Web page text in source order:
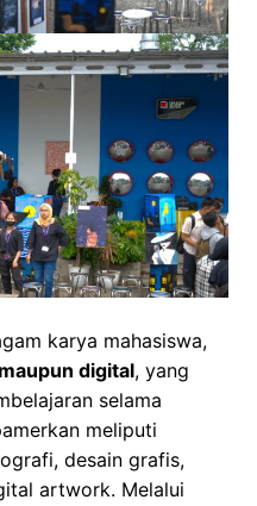
karya mahasiswa,
digital, yang
selama
meliputi
desain grafis,
artwork. Melalui